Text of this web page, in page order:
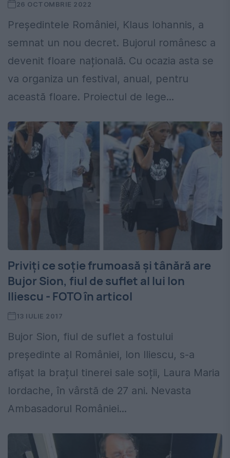
26 OCTOMBRIE 2022
Președintele României, Klaus Iohannis, a
semnat un nou decret. Bujorul românesc a
devenit floare națională. Cu ocazia asta se
va organiza un festival, anual, pentru
această floare. Proiectul de lege...
Priviţi ce soţie frumoasă şi tânără are
Bujor Sion, fiul de suflet al lui Ion
Iliescu - FOTO în articol
13 IULIE 2017
Bujor Sion, fiul de suflet a fostului
președinte al României, Ion Iliescu, s-a
afișat la brațul tinerei sale soții, Laura Maria
Iordache, în vârstă de 27 ani. Nevasta
Ambasadorul României...